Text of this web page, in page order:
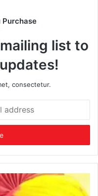
Purchase
list to
consectetur.